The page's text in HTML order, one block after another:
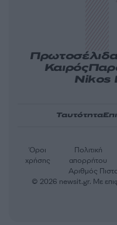
Καιρός
Nikos
Ταυτότητα
Αριθμός
Όροι
χρήσης
Πολιτική
απορρήτου
© 2026 newsit.gr. Με